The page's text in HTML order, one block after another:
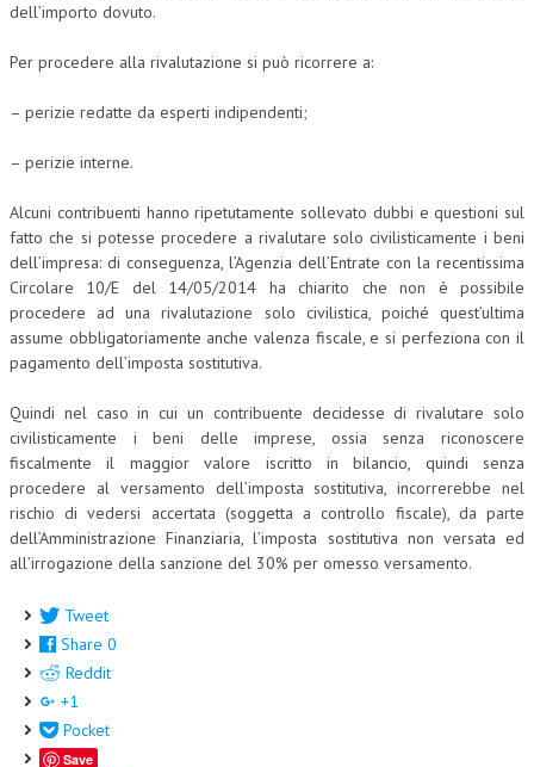
CORPORATE SOCIAL RESPONSIBILITY
ECONOMIA DELL’ARTE
INTERNAZIONALIZZAZIONE
MARKETING
TREASURY IN FINANCIAL SERVICES
SVILUPPO SOSTENIBILE
PERSONA E CITTÀ
L’UMANISTA
DIRITTO
DIRITTO PENALE D’IMPRESA
DIRITTO DEL WEB
DIRITTO DELLE IMPRESE IN CRISI
CRIMINOLOGIA E CRIMINALISTICA
dell’importo dovuto.
Per procedere alla rivalutazione si può ricorrere a:
– perizie redatte da esperti indipendenti;
– perizie interne.
Alcuni contribuenti hanno ripetutamente sollevato dubbi e questioni sul
fatto che si potesse procedere a rivalutare solo civilisticamente i beni
dell’impresa: di conseguenza, l’Agenzia dell’Entrate con la recentissima
Circolare 10/E del 14/05/2014 ha chiarito che non è possibile
procedere ad una rivalutazione solo civilistica, poiché quest’ultima
assume obbligatoriamente anche valenza fiscale, e si perfeziona con il
pagamento dell’imposta sostitutiva.
Quindi nel caso in cui un contribuente decidesse di rivalutare solo
civilisticamente i beni delle imprese, ossia senza riconoscere
fiscalmente il maggior valore iscritto in bilancio, quindi senza
procedere al versamento dell’imposta sostitutiva, incorrerebbe nel
rischio di vedersi accertata (soggetta a controllo fiscale), da parte
dell’Amministrazione Finanziaria, l’imposta sostitutiva non versata ed
all’irrogazione della sanzione del 30% per omesso versamento.
Tweet
Share 0
Reddit
+1
Pocket
Save